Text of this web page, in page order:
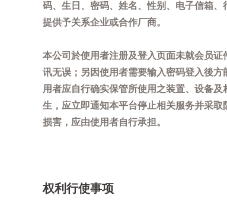
码、生日、密码、姓名、性别、电子信箱
提供予关系企业或合作厂商。
本公司於使用者注册及登入页面未就会员
讯无误；另因使用者需要输入密码登入後
用者应自行确实保管所使用之装置、设备
生，应立即通知本平台停止相关服务并采
损害，应由使用者自行承担。
权利行使事项